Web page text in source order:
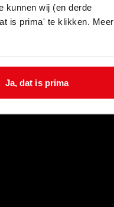
kunnen wij (en derde
is prima' te klikken. Meer
Ja, dat is prima